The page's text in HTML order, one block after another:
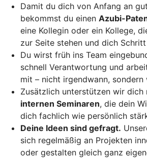
Damit du dich von Anfang an
bekommst du einen Azubi-
eine Kollegin oder ein Kollege,
zur Seite stehen und dich
Du wirst früh ins Team
schnell Verantwortung und
mit – nicht irgendwann, sondern
Zusätzlich unterstützen wir dich
internen Seminaren, die dein
dich fachlich wie persönlich
Deine Ideen sind gefragt.
sich regelmäßig an Projekten
oder gestalten gleich ganz